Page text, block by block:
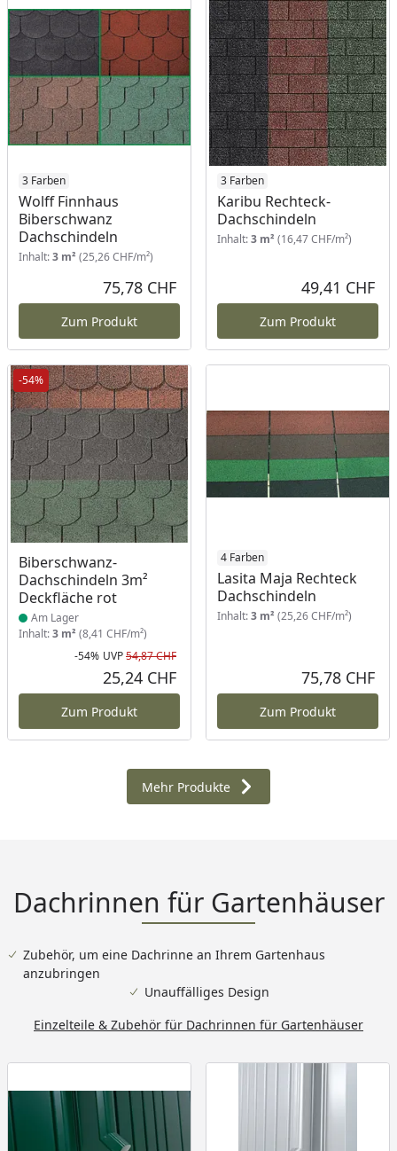
3 Farben
Wolff Finnhaus
Biberschwanz
Dachschindeln
Inhalt:3 m² (25,26 CHF/m²)
75,78 CHF
Zum Produkt
3 Farben
Karibu Rechteck-
Dachschindeln
Inhalt:3 m² (16,47 CHF/m²)
49,41 CHF
Zum Produkt
-54%
Biberschwanz-
Dachschindeln 3m²
Deckfläche rot
Produkt am Lager
Am Lager
Inhalt:3 m² (8,41 CHF/m²)
Rabatt in Prozent
-54%
Ursprünglicher Preis
UVP54,87 CHF
25,24 CHF
Zum Produkt
4 Farben
Lasita Maja Rechteck
Dachschindeln
Inhalt:3 m² (25,26 CHF/m²)
75,78 CHF
Zum Produkt
Mehr Produkte
Dachrinnen für Gartenhäuser
Zubehör, um eine Dachrinne an Ihrem Gartenhaus
anzubringen
Unauffälliges Design
Einzelteile & Zubehör für Dachrinnen für Gartenhäuser